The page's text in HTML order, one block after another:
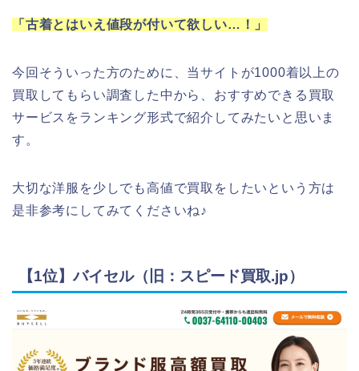
「古着とはいえ値段が付いて欲しい…！」
今回そういった方のために、当サイトが1000着以上の
買取してもらい調査した中から、おすすめできる買取
サービスをランキング形式で紹介してみたいと思いま
す。
大切な洋服を少しでも高値で買取をしたいという方は
是非参考にしてみてくださいね♪
【1位】バイセル（旧：スピード買取.jp）